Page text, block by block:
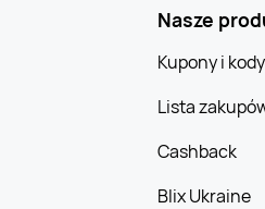
Nasze
Kupony i kody
Lista
Cashback
Blix Ukraine